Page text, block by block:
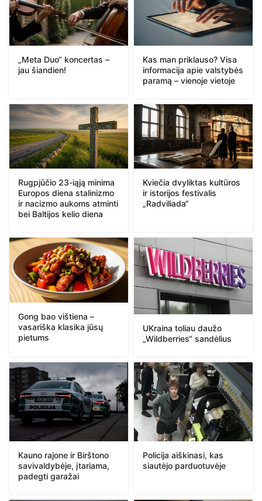
„Meta Duo“ koncertas –
jau šiandien!
Kas man priklauso? Visa
informacija apie valstybės
paramą – vienoje vietoje
Rugpjūčio 23-iąją minima
Europos diena stalinizmo
ir nacizmo aukoms atminti
bei Baltijos kelio diena
Kviečia dvyliktas kultūros
ir istorijos festivalis
„Radviliada“
Gong bao vištiena –
vasariška klasika jūsų
pietums
UKraina toliau daužo
„Wildberries“ sandėlius
Kauno rajone ir Birštono
savivaldybėje, įtariama,
padegti garažai
Policija aiškinasi, kas
siautėjo parduotuvėje